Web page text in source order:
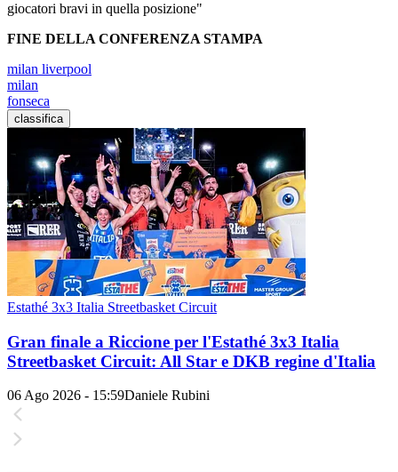
giocatori bravi in quella posizione"
FINE DELLA CONFERENZA STAMPA
milan liverpool
milan
fonseca
classifica
Estathé 3x3 Italia Streetbasket Circuit
Gran finale a Riccione per l'Estathé 3x3 Italia
Streetbasket Circuit: All Star e DKB regine d'Italia
06 Ago 2026 - 15:59Daniele Rubini